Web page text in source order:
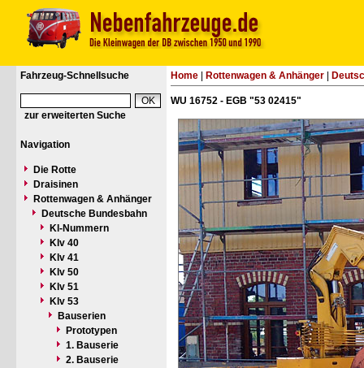
Fahrzeug-Schnellsuche
zur erweiterten Suche
Navigation
Die Rotte
Draisinen
Rottenwagen & Anhänger
Deutsche Bundesbahn
Kl-Nummern
Klv 40
Klv 41
Klv 50
Klv 51
Klv 53
Bauserien
Prototypen
1. Bauserie
2. Bauserie
Home Rottenwagen & Anhänger
WU 16752 - EGB "53 02415"